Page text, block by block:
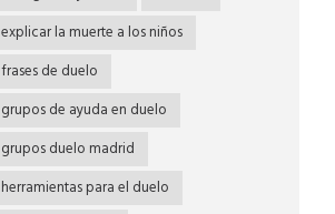
explicar la muerte a los niños
frases de duelo
grupos de ayuda en duelo
grupos duelo madrid
herramientas para el duelo